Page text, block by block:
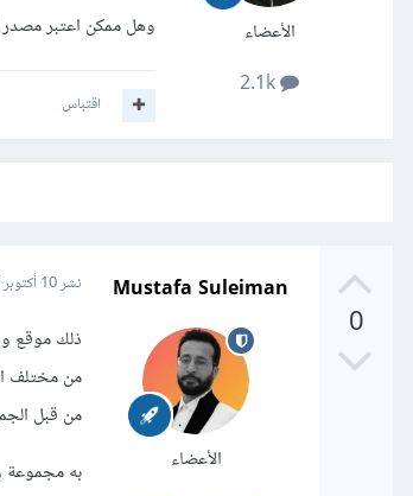
الأعضاء
وهل ممكن اعتبر مصدر
اقتباس
0
Mustafa Suleiman
الأعضاء
نشر10 أكتوبر 2024
ذلك موقع
من مختلف
من قبل
به مجموعة